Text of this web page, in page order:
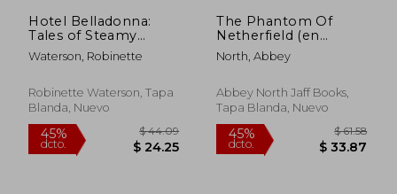
Hotel Belladonna:
Tales of Steamy
Victorian Romance 2
(en Inglés)
Waterson, Robinette
Robinette Waterson, Tapa
Blanda, Nuevo
The Phantom Of
Netherfield (en
Inglés)
North, Abbey
Abbey North Jaff Books,
Tapa Blanda, Nuevo